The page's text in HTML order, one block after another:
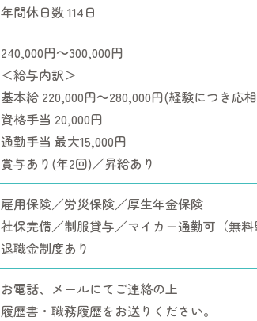
年間休日数 114日
240,000円～300,000円
＜給与内訳＞
基本給 220,000円～280,000円(経験につき応
資格手当 20,000円
通勤手当 最大15,000円
賞与あり(年2回)／昇給あり
雇用保険／労災保険／厚生年金保険
社保完備／制服貸与／マイカー通勤可（無料
退職金制度あり
お電話、メールにてご連絡の上
履歴書・職務履歴をお送りください。